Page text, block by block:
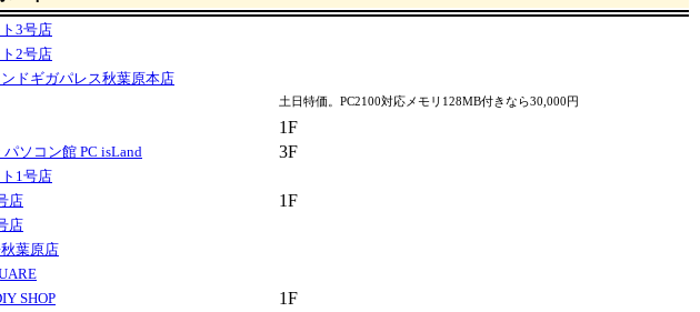
3号店
2号店
ドギガパレス秋葉原本店
土日特価。PC2100対応メモリ128MB付きなら30,000円
1F
ソコン館 PC isLand
3F
1号店
店
1F
店
葉原店
SHOP
1F